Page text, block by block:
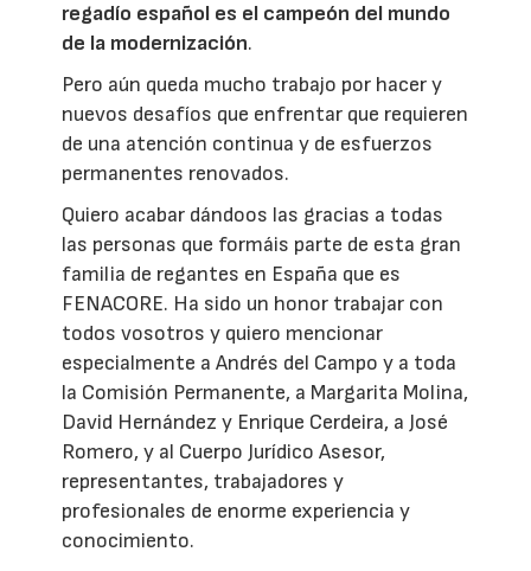
regadío español es el campeón del mundo
de la modernización.
Pero aún queda mucho trabajo por hacer y
nuevos desafíos que enfrentar que requieren
de una atención continua y de esfuerzos
permanentes renovados.
Quiero acabar dándoos las gracias a todas
las personas que formáis parte de esta gran
familia de regantes en España que es
FENACORE. Ha sido un honor trabajar con
todos vosotros y quiero mencionar
especialmente a Andrés del Campo y a toda
la Comisión Permanente, a Margarita Molina,
David Hernández y Enrique Cerdeira, a José
Romero, y al Cuerpo Jurídico Asesor,
representantes, trabajadores y
profesionales de enorme experiencia y
conocimiento.